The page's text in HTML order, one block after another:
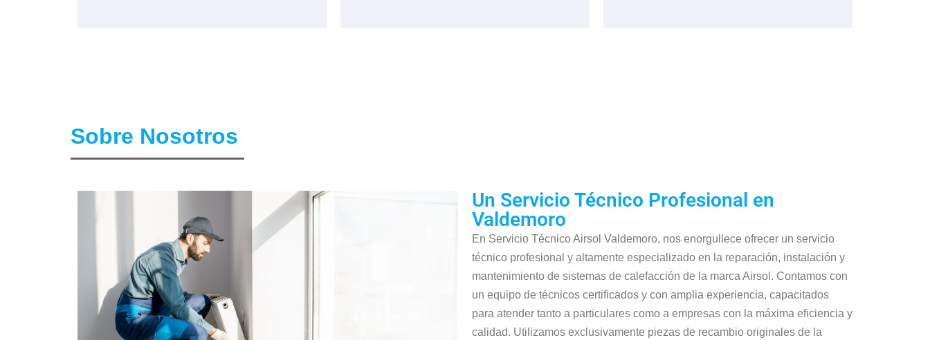
Sobre Nosotros
Un Servicio Técnico Profesional en
Valdemoro
En Servicio Técnico Airsol Valdemoro, nos enorgullece ofrecer un servicio
técnico profesional y altamente especializado en la reparación, instalación y
mantenimiento de sistemas de calefacción de la marca Airsol. Contamos con
un equipo de técnicos certificados y con amplia experiencia, capacitados
para atender tanto a particulares como a empresas con la máxima eficiencia y
calidad. Utilizamos exclusivamente piezas de recambio originales de la